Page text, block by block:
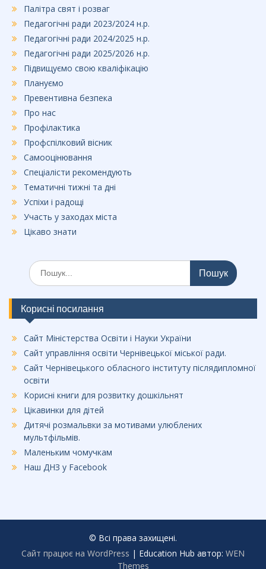
Палітра свят і розваг
Педагогічні ради 2023/2024 н.р.
Педагогічні ради 2024/2025 н.р.
Педагогічні ради 2025/2026 н.р.
Підвищуємо свою кваліфікацію
Плануємо
Превентивна безпека
Про нас
Профілактика
Профспілковий вісник
Самооцінювання
Спеціалісти рекомендують
Тематичні тижні та дні
Успіхи і радощі
Участь у заходах міста
Цікаво знати
Шукати:
Корисні посилання
Сайт Міністерства Освіти і Науки України
Сайт управління освіти Чернівецької міської ради.
Сайт Чернівецького обласного інституту післядипломної
освіти
Корисні книги для розвитку дошкільнят
Цікавинки для дітей
Дитячі розмальвки за мотивами улюблених
мультфільмів.
Маленьким чомучкам
Наш ДНЗ у Facebook
© Всі права захищені.
Сайт працює на WordPress | Education Hub автор: WEN
Themes